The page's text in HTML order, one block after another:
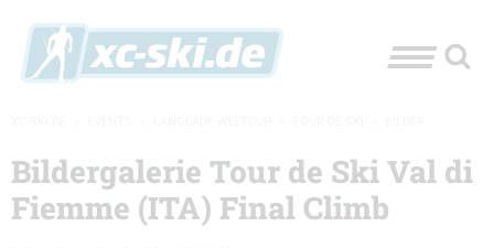
Bildergalerie Tour de Ski Val di
Fiemme (ITA) Final Climb